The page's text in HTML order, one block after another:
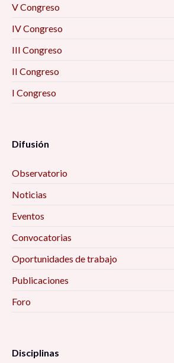
V Congreso
IV Congreso
III Congreso
II Congreso
I Congreso
Difusión
Observatorio
Noticias
Eventos
Convocatorias
Oportunidades de trabajo
Publicaciones
Foro
Disciplinas